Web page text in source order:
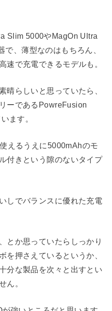
Slim 5000やMagOn Ultra
、薄型なのはもちろん、
速で充電できるモデルも。
晴らしいと思っていたら、
ーであるPowreFusion
ます。
えるうえに5000mAhのモ
付きという隙のないタイプ
しでバランスに優れた充電
とか思っていたらしっかり
を押さえているというか、
分な製品を次々と出すとい
ん。